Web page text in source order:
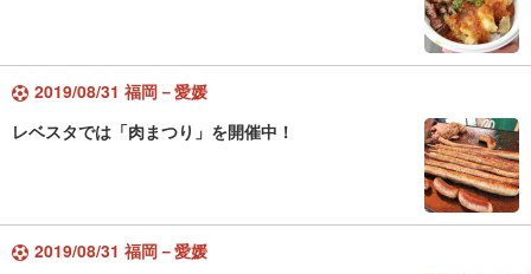
2019/08/31 福岡－愛媛
レベスタでは「肉まつり」を開催中！
2019/08/31 福岡－愛媛